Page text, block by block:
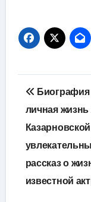
по
Биография
личная
рассказ о
известной